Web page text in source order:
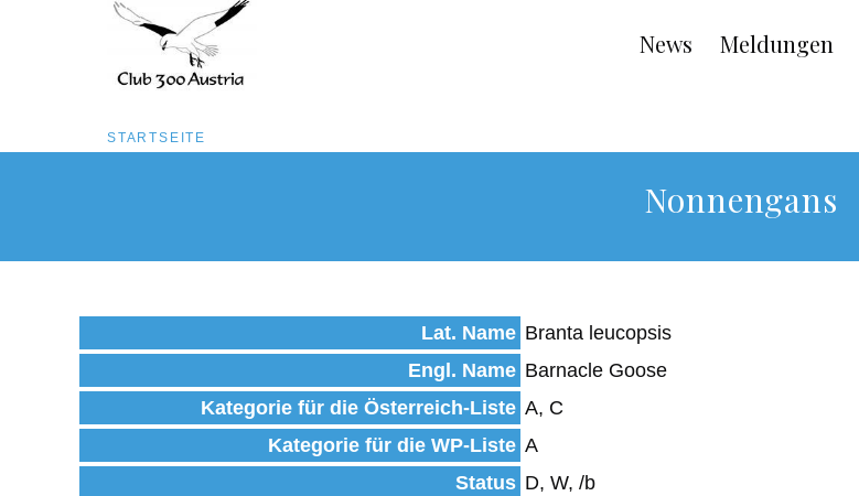
Inhalt
Main
navigation
News Meldungen
Pfadnavigation
STARTSEITE
Nonnengans
Lat. Name Branta leucopsis
Engl. Name Barnacle Goose
Kategorie für die Österreich-Liste A, C
Kategorie für die WP-Liste A
Status D, W, /b